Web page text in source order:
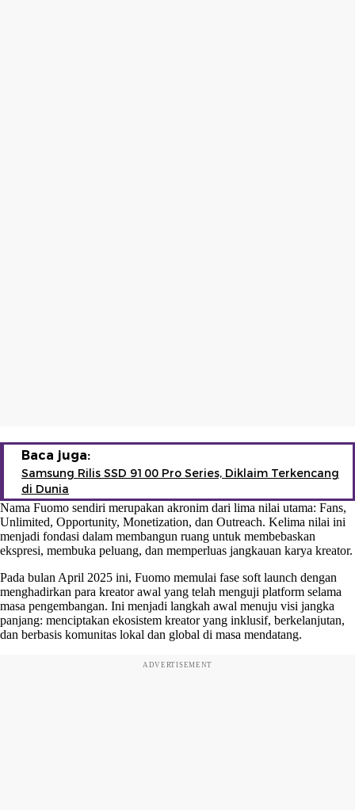
Baca juga:
Samsung Rilis SSD 9100 Pro Series, Diklaim Terkencang
di Dunia
Nama Fuomo sendiri merupakan akronim dari lima nilai utama: Fans,
Unlimited, Opportunity, Monetization, dan Outreach. Kelima nilai ini
menjadi fondasi dalam membangun ruang untuk membebaskan
ekspresi, membuka peluang, dan memperluas jangkauan karya kreator.
Pada bulan April 2025 ini, Fuomo memulai fase soft launch dengan
menghadirkan para kreator awal yang telah menguji platform selama
masa pengembangan. Ini menjadi langkah awal menuju visi jangka
panjang: menciptakan ekosistem kreator yang inklusif, berkelanjutan,
dan berbasis komunitas lokal dan global di masa mendatang.
ADVERTISEMENT